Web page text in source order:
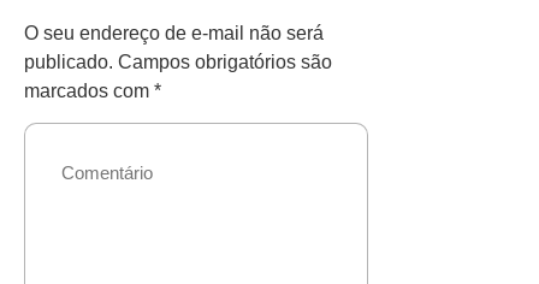
O seu endereço de e-mail não será
publicado. Campos obrigatórios são
marcados com *